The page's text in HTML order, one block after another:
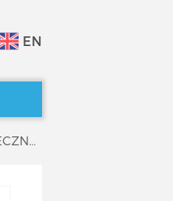
EN
FINANSOWANIE NIERUCHOMOŚCI W NORWEGII | JAK NEGOCJOWAĆ, ABY OBNIŻYĆ KOSZT KREDYTU HIPOTECZNEGO